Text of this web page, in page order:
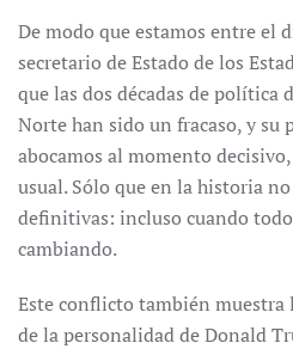
De modo que estamos entre el
secretario de Estado de los
que las dos décadas de política
Norte han sido un fracaso, y su
abocamos al momento
usual. Sólo que en la historia
definitivas: incluso cuando
cambiando.
Este conflicto también muestra
de la personalidad de Donald